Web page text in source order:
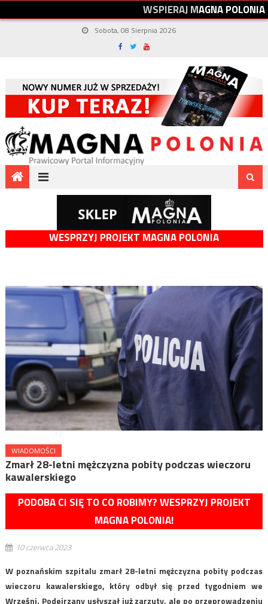
WSPIERAJMAGNAPOLONIA
Sobota, 08 Sierpnia 2026
WESPRZYJ PROJEKT MAGNA POLONIA
WIADOMOŚCI
Zmarł 28-letni mężczyzna pobity podczas wieczoru
kawalerskiego
PODOBA CI SIĘ TO CO ROBIMY? WESPRZYJ PROJEKT
MAGNA POLONIA!
10 czerwca 2023
W poznańskim szpitalu zmarł 28-letni mężczyzna pobity podczas
wieczoru kawalerskiego, który odbył się przed tygodniem we
Wrześni. Podejrzany usłyszał już zarzuty, ale po przeprowadzeniu